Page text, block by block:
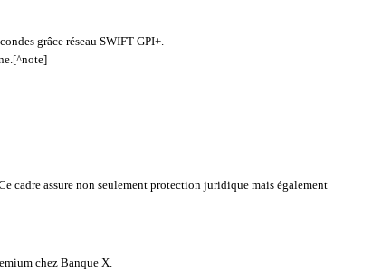
grâce réseau SWIFT GPI+.
cadre assure non seulement protection juridique mais également
chez Banque X.